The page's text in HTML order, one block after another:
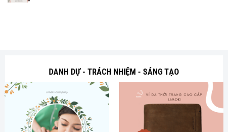
DANH DỰ - TRÁCH NHIỆM - SÁNG TẠO